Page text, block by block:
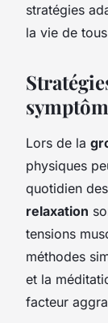
stratégies
la vie de
Lors de la
physiques
quotidien
relaxation
tensions
méthodes
et la
facteur